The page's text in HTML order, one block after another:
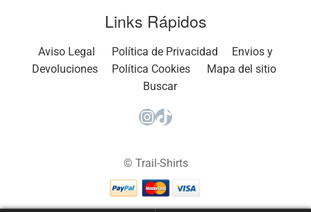
Links Rápidos
Aviso Legal Política de Privacidad
Envios y
Devoluciones
Política Cookies
Mapa del sitio
Buscar
Instagram
TikTok
© Trail-Shirts